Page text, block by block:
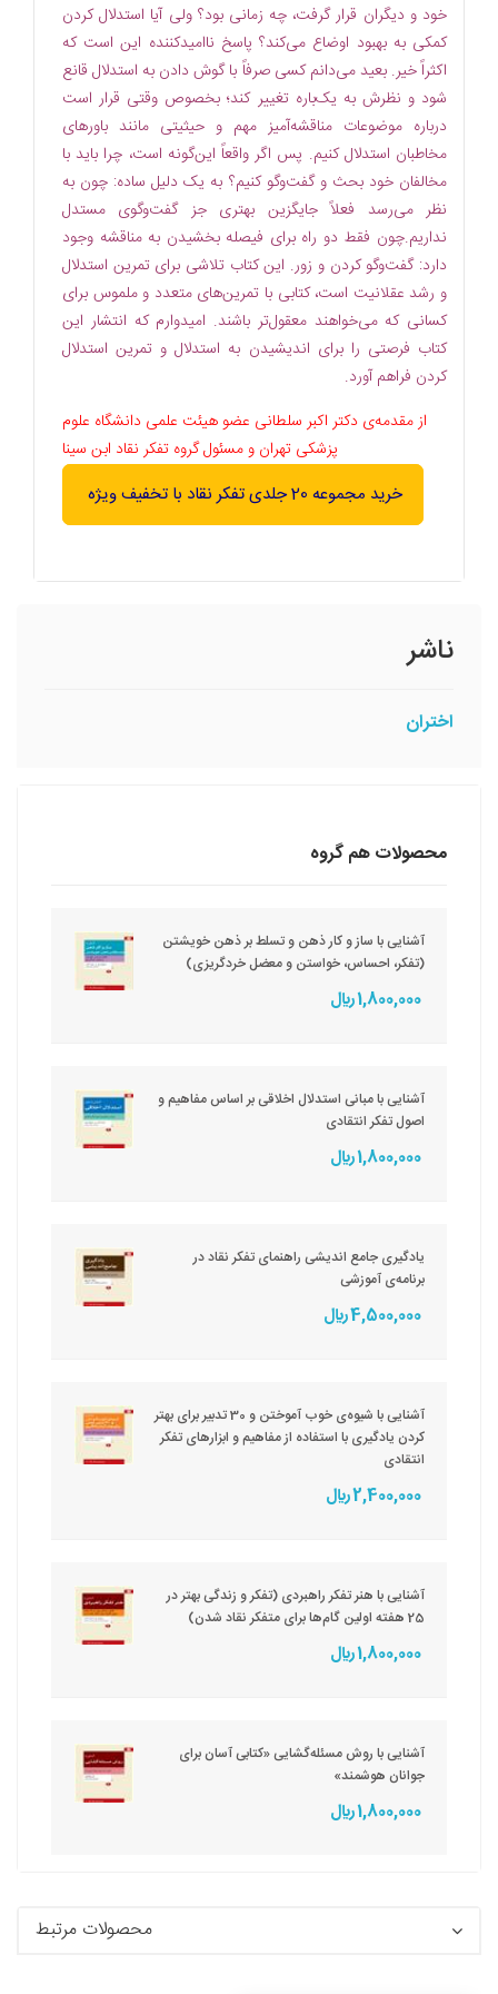
خود و دیگران قرار گرفت، چه زمانی بود؟ ولی آیا استدلال کردن
کمکی به بهبود اوضاع می‌کند؟ پاسخ ناامیدکننده این است که
اکثراً خیر. بعید می‌دانم کسی صرفاً با گوش دادن به استدلال قانع
شود و نظرش به یک‌باره تغییر کند؛ بخصوص وقتی قرار است
درباره موضوعات مناقشه‌آمیز مهم و حیثیتی مانند باورهای
مخاطبان استدلال کنیم. پس اگر واقعاً این‌گونه است، چرا باید با
مخالفان خود بحث و گفت‌وگو کنیم؟ به یک دلیل ساده: چون به
نظر می‌رسد فعلاً جایگزین بهتری جز گفت‌وگوی مستدل
نداریم.چون فقط دو راه برای فیصله بخشیدن به مناقشه وجود
دارد: گفت‌وگو کردن و زور. این کتاب تلاشی برای تمرین استدلال
و رشد عقلانیت است، کتابی با تمرین‌های متعدد و ملموس برای
کسانی که می‌خواهند معقول‌تر باشند. امیدوارم که انتشار این
کتاب فرصتی را برای اندیشیدن به استدلال و تمرین استدلال
کردن فراهم آورد.
از مقدمه‌ی دكتر اكبر سلطانی عضو هیئت علمی دانشگاه علوم
پزشكی تهران و مسئول گروه تفکر نقاد ابن سینا
خرید مجموعه 20 جلدی تفکر نقاد با تخفیف ویژه
ناشر
اختران
محصولات هم گروه
آشنایی با ساز و کار ذهن و تسلط بر ذهن خویشتن
(تفکر، احساس، خواستن و معضل خردگریزی)
1,800,000 ريال
آشنایی با مبانی استدلال اخلاقی بر اساس مفاهیم و
اصول تفکر انتقادی
1,800,000 ريال
یادگیری جامع اندیشی راهنمای تفکر نقاد در
برنامه‌ی آموزشی
4,500,000 ريال
آشنایی با شیوه‌ی خوب آموختن و 30 تدبیر برای بهتر
کردن یادگیری با استفاده از مفاهیم و ابزارهای تفکر
انتقادی
2,400,000 ريال
آشنایی با هنر تفکر راهبردی (تفکر و زندگی بهتر در
25 هفته اولین گام‌ها برای متفکر نقاد شدن)
1,800,000 ريال
آشنایی با روش مسئله‌گشایی «کتابی آسان برای
جوانان هوشمند»
1,800,000 ريال
محصولات مرتبط